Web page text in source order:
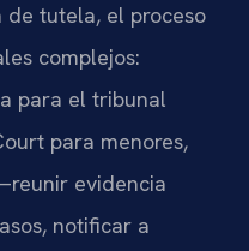
de tutela, el proceso
complejos:
para el tribunal
para menores,
evidencia
notificar a